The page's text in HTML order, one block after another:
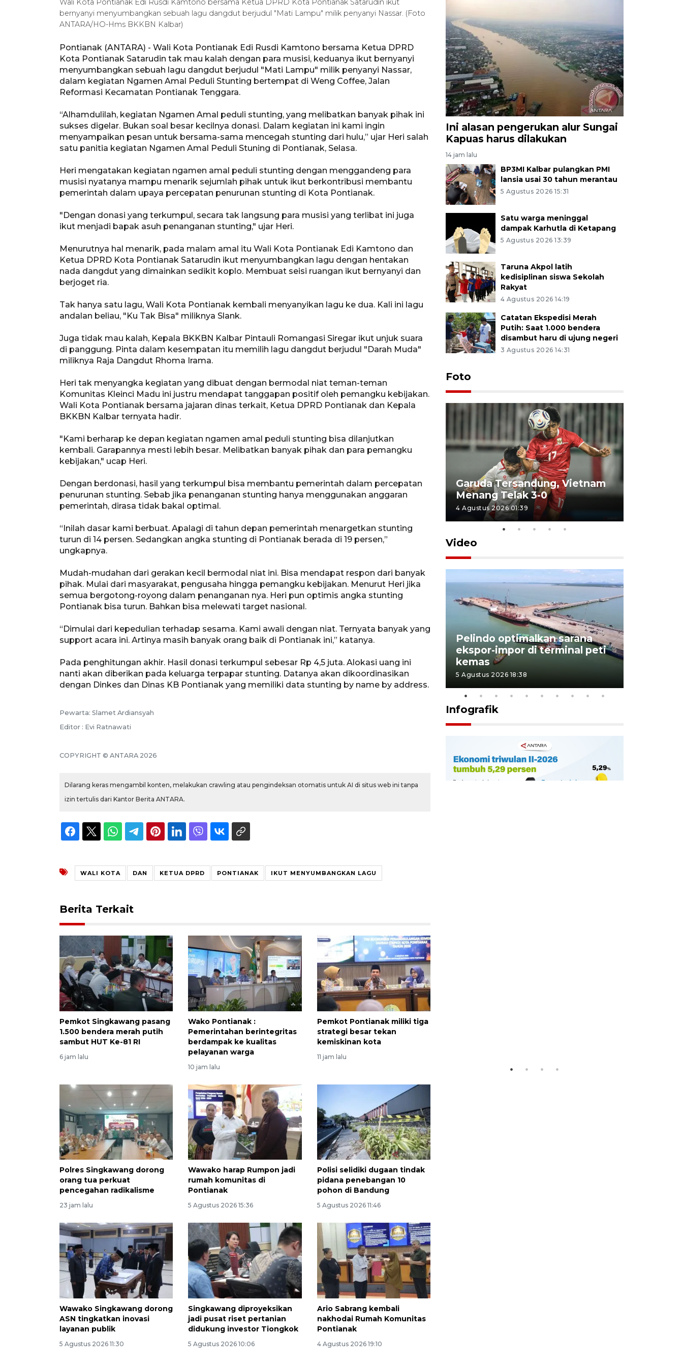
Wali Kota Pontianak Edi Rusdi Kamtono bersama Ketua DPRD Kota Pontianak Satarudin ikut
bernyanyi menyumbangkan sebuah lagu dangdut berjudul "Mati Lampu" milik penyanyi Nassar. (Foto
ANTARA/HO-Hms BKKBN Kalbar)
Pontianak (ANTARA) - Wali Kota Pontianak Edi Rusdi Kamtono bersama Ketua DPRD
Kota Pontianak Satarudin tak mau kalah dengan para musisi, keduanya ikut bernyanyi
menyumbangkan sebuah lagu dangdut berjudul "Mati Lampu" milik penyanyi Nassar,
dalam kegiatan Ngamen Amal Peduli Stunting bertempat di Weng Coffee, Jalan
Reformasi Kecamatan Pontianak Tenggara.
“Alhamdulilah, kegiatan Ngamen Amal peduli stunting, yang melibatkan banyak pihak ini
sukses digelar. Bukan soal besar kecilnya donasi. Dalam kegiatan ini kami ingin
menyampaikan pesan untuk bersama-sama mencegah stunting dari hulu,” ujar Heri salah
satu panitia kegiatan Ngamen Amal Peduli Stuning di Pontianak, Selasa.
Heri mengatakan kegiatan ngamen amal peduli stunting dengan menggandeng para
musisi nyatanya mampu menarik sejumlah pihak untuk ikut berkontribusi membantu
pemerintah dalam upaya percepatan penurunan stunting di Kota Pontianak.
"Dengan donasi yang terkumpul, secara tak langsung para musisi yang terlibat ini juga
ikut menjadi bapak asuh penanganan stunting," ujar Heri.
Menurutnya hal menarik, pada malam amal itu Wali Kota Pontianak Edi Kamtono dan
Ketua DPRD Kota Pontianak Satarudin ikut menyumbangkan lagu dengan hentakan
nada dangdut yang dimainkan sedikit koplo. Membuat seisi ruangan ikut bernyanyi dan
berjoget ria.
Tak hanya satu lagu, Wali Kota Pontianak kembali menyanyikan lagu ke dua. Kali ini lagu
andalan beliau, "Ku Tak Bisa" miliknya Slank.
Juga tidak mau kalah, Kepala BKKBN Kalbar Pintauli Romangasi Siregar ikut unjuk suara
di panggung. Pinta dalam kesempatan itu memilih lagu dangdut berjudul "Darah Muda"
miliknya Raja Dangdut Rhoma Irama.
Heri tak menyangka kegiatan yang dibuat dengan bermodal niat teman-teman
Komunitas Kleinci Madu ini justru mendapat tanggapan positif oleh pemangku kebijakan.
Wali Kota Pontianak bersama jajaran dinas terkait, Ketua DPRD Pontianak dan Kepala
BKKBN Kalbar ternyata hadir.
"Kami berharap ke depan kegiatan ngamen amal peduli stunting bisa dilanjutkan
kembali. Garapannya mesti lebih besar. Melibatkan banyak pihak dan para pemangku
kebijakan," ucap Heri.
Dengan berdonasi, hasil yang terkumpul bisa membantu pemerintah dalam percepatan
penurunan stunting. Sebab jika penanganan stunting hanya menggunakan anggaran
pemerintah, dirasa tidak bakal optimal.
“Inilah dasar kami berbuat. Apalagi di tahun depan pemerintah menargetkan stunting
turun di 14 persen. Sedangkan angka stunting di Pontianak berada di 19 persen,”
ungkapnya.
Mudah-mudahan dari gerakan kecil bermodal niat ini. Bisa mendapat respon dari banyak
pihak. Mulai dari masyarakat, pengusaha hingga pemangku kebijakan. Menurut Heri jika
semua bergotong-royong dalam penanganan nya. Heri pun optimis angka stunting
Pontianak bisa turun. Bahkan bisa melewati target nasional.
“Dimulai dari kepedulian terhadap sesama. Kami awali dengan niat. Ternyata banyak yang
support acara ini. Artinya masih banyak orang baik di Pontianak ini,” katanya.
Pada penghitungan akhir. Hasil donasi terkumpul sebesar Rp 4,5 juta. Alokasi uang ini
nanti akan diberikan pada keluarga terpapar stunting. Datanya akan dikoordinasikan
dengan Dinkes dan Dinas KB Pontianak yang memiliki data stunting by name by address.
Pewarta: Slamet Ardiansyah
Editor : Evi Ratnawati
COPYRIGHT © ANTARA 2026
Dilarang keras mengambil konten, melakukan crawling atau pengindeksan otomatis untuk AI di situs web ini tanpa
izin tertulis dari Kantor Berita ANTARA.
WALI KOTA DAN KETUA DPRD PONTIANAK IKUT MENYUMBANGKAN LAGU
Berita Terkait
Pemkot Singkawang pasang
1.500 bendera merah putih
sambut HUT Ke-81 RI
6 jam lalu
Wako Pontianak :
Pemerintahan berintegritas
berdampak ke kualitas
pelayanan warga
10 jam lalu
Pemkot Pontianak miliki tiga
strategi besar tekan
kemiskinan kota
11 jam lalu
Polres Singkawang dorong
orang tua perkuat
pencegahan radikalisme
23 jam lalu
Wawako harap Rumpon jadi
rumah komunitas di
Pontianak
5 Agustus 2026 15:36
Polisi selidiki dugaan tindak
pidana penebangan 10
pohon di Bandung
5 Agustus 2026 11:46
Wawako Singkawang dorong
ASN tingkatkan inovasi
layanan publik
5 Agustus 2026 11:30
Singkawang diproyeksikan
jadi pusat riset pertanian
didukung investor Tiongkok
5 Agustus 2026 10:06
Ario Sabrang kembali
nakhodai Rumah Komunitas
Pontianak
4 Agustus 2026 19:10
Ini alasan pengerukan alur Sungai
Kapuas harus dilakukan
14 jam lalu
BP3MI Kalbar pulangkan PMI
lansia usai 30 tahun merantau
5 Agustus 2026 15:31
Satu warga meninggal
dampak Karhutla di Ketapang
5 Agustus 2026 13:39
Taruna Akpol latih
kedisiplinan siswa Sekolah
Rakyat
4 Agustus 2026 14:19
Catatan Ekspedisi Merah
Putih: Saat 1.000 bendera
disambut haru di ujung negeri
3 Agustus 2026 14:31
Foto
Karhutla Kalimantan Barat
terluas di Indonesia
Garuda Tersandung, Vietnam
Menang Telak 3-0
4 Agustus 2026 01:39
Video
Optimalkan aset negara,
bisnis di Pontianak
22 Juli 2026 17:09
Pelindo optimalkan sarana
ekspor-impor di terminal peti
kemas
5 Agustus 2026 18:38
Infografik
Memberantas kejahatan
jalanan Jakarta